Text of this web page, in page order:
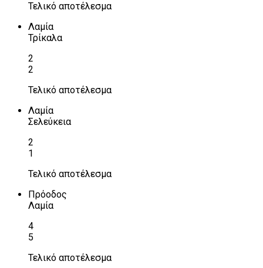
Τελικό αποτέλεσμα
Λαμία
Τρίκαλα
2
2
Τελικό αποτέλεσμα
Λαμία
Σελεύκεια
2
1
Τελικό αποτέλεσμα
Πρόοδος
Λαμία
4
5
Τελικό αποτέλεσμα